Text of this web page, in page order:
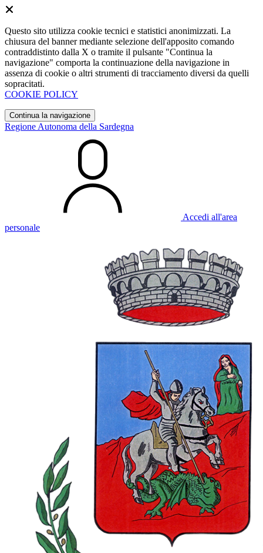
Questo sito utilizza cookie tecnici e statistici anonimizzati. La
chiusura del banner mediante selezione dell'apposito comando
contraddistinto dalla X o tramite il pulsante "Continua la
navigazione" comporta la continuazione della navigazione in
assenza di cookie o altri strumenti di tracciamento diversi da quelli
sopracitati.
COOKIE POLICY
Continua la navigazione
Regione Autonoma della Sardegna
Accedi all'area
personale